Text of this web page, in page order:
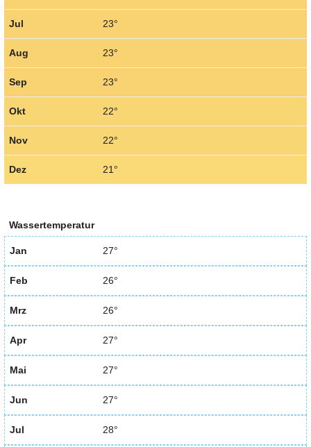
Jul 23°
Aug 23°
Sep 23°
Okt 22°
Nov 22°
Dez 21°
Wassertemperatur
Jan 27°
Feb 26°
Mrz 26°
Apr 27°
Mai 27°
Jun 27°
Jul 28°